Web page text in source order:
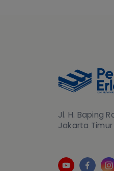
Jl. H. Baping
Jakarta Timur